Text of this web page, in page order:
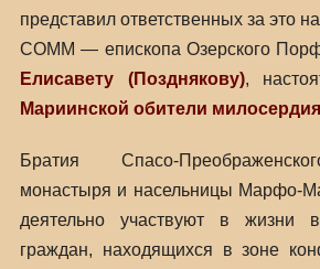
представил ответственных за это
СОММ — епископа Озерского
Елисавету (Позднякову),
Мариинской обители милосердия
Братия Спасо-
монастыря и насельницы Марфо-
деятельно участвуют в жизни
граждан, находящихся в зоне